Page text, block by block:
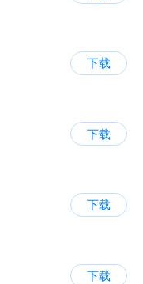
下载
下载
下载
下载